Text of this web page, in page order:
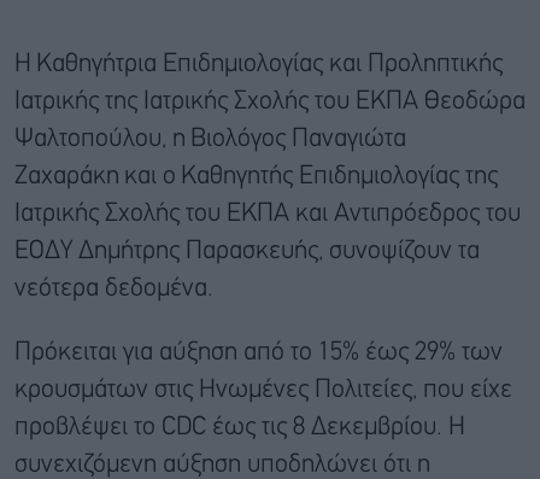
H Καθηγήτρια Επιδημιολογίας και Προληπτικής
Ιατρικής της Ιατρικής Σχολής του ΕΚΠΑ Θεοδώρα
Ψαλτοπούλου, η Βιολόγος Παναγιώτα
Ζαχαράκη και ο Καθηγητής Επιδημιολογίας της
Ιατρικής Σχολής του ΕΚΠΑ και Αντιπρόεδρος του
ΕΟΔΥ Δημήτρης Παρασκευής, συνοψίζουν τα
νεότερα δεδομένα.
Πρόκειται για αύξηση από το 15% έως 29% των
κρουσμάτων στις Ηνωμένες Πολιτείες, που είχε
προβλέψει το CDC έως τις 8 Δεκεμβρίου. Η
συνεχιζόμενη αύξηση υποδηλώνει ότι η